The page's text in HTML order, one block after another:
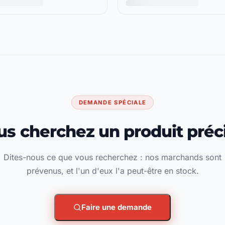
DEMANDE SPÉCIALE
cherchez un produit
Dites-nous ce que vous recherchez : nos marchands sont
prévenus, et l'un d'eux l'a peut-être en stock.
Faire une demande